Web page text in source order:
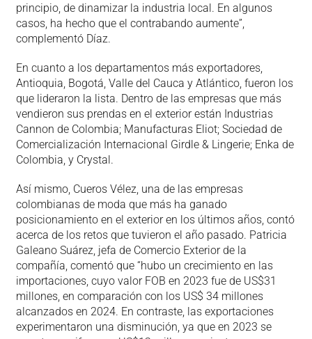
principio, de dinamizar la industria local. En algunos
casos, ha hecho que el contrabando aumente”,
complementó Díaz.
En cuanto a los departamentos más exportadores,
Antioquia, Bogotá, Valle del Cauca y Atlántico, fueron los
que lideraron la lista. Dentro de las empresas que más
vendieron sus prendas en el exterior están Industrias
Cannon de Colombia; Manufacturas Eliot; Sociedad de
Comercialización Internacional Girdle & Lingerie; Enka de
Colombia, y Crystal.
Así mismo, Cueros Vélez, una de las empresas
colombianas de moda que más ha ganado
posicionamiento en el exterior en los últimos años, contó
acerca de los retos que tuvieron el año pasado. Patricia
Galeano Suárez, jefa de Comercio Exterior de la
compañía, comentó que “hubo un crecimiento en las
importaciones, cuyo valor FOB en 2023 fue de US$31
millones, en comparación con los US$ 34 millones
alcanzados en 2024. En contraste, las exportaciones
experimentaron una disminución, ya que en 2023 se